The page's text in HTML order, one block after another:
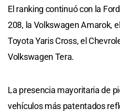
El ranking continuó con la
208, la Volkswagen Amarok,
Toyota Yaris Cross, el
Volkswagen Tera.
La presencia mayoritaria de
vehículos más patentados